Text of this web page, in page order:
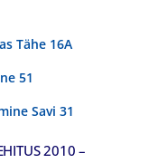
Tähe 16A
51
Savi 31
2010 –